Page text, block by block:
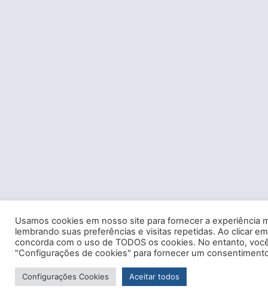
Usamos cookies em nosso site para fornecer a experiência
lembrando suas preferências e visitas repetidas. Ao clicar
concorda com o uso de TODOS os cookies. No entanto,
"Configurações de cookies" para fornecer um
Configurações Cookies Aceitar todos